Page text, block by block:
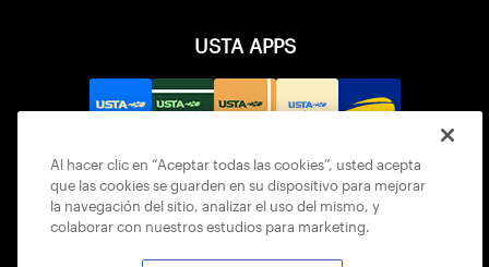
USTA APPS
Al hacer clic en “Aceptar todas las cookies”, usted acepta
que las cookies se guarden en su dispositivo para mejorar
la navegación del sitio, analizar el uso del mismo, y
colaborar con nuestros estudios para marketing.